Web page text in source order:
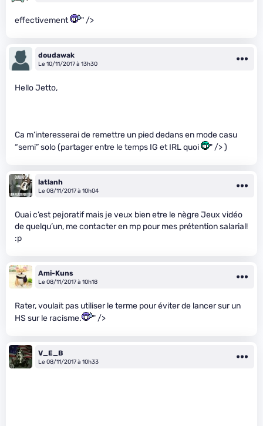
effectivement " />
doudawak
Le 10/11/2017 à 13h30
Hello Jetto,
Ca m’interesserai de remettre un pied dedans en mode casu
“semi” solo (partager entre le temps IG et IRL quoi
" /> )
latlanh
Le 08/11/2017 à 10h04
Ouai c’est pejoratif mais je veux bien etre le nègre Jeux vidéo
de quelqu’un, me contacter en mp pour mes prétention salarial!
:p
Ami-Kuns
Le 08/11/2017 à 10h18
Rater, voulait pas utiliser le terme pour éviter de lancer sur un
HS sur le racisme.
" />
V_E_B
Le 08/11/2017 à 10h33